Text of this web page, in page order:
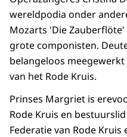
wereldpodia onder
Mozarts 'Die
grote componisten.
belangeloos
van het Rode Kruis.
Prinses Margriet is
Rode Kruis en
Federatie van Rode Kruis